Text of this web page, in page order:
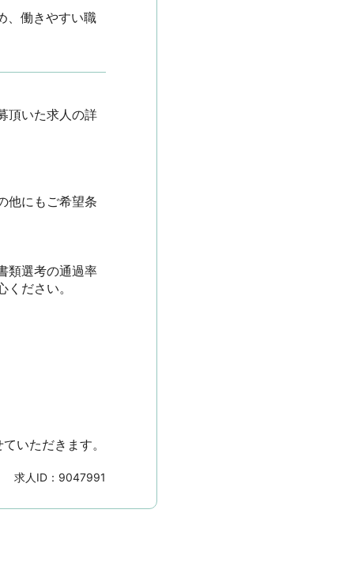
、働きやすい職
頂いた求人の詳
他にもご希望条
類選考の通過率
ださい。
いただきます。
求人ID： 9047991